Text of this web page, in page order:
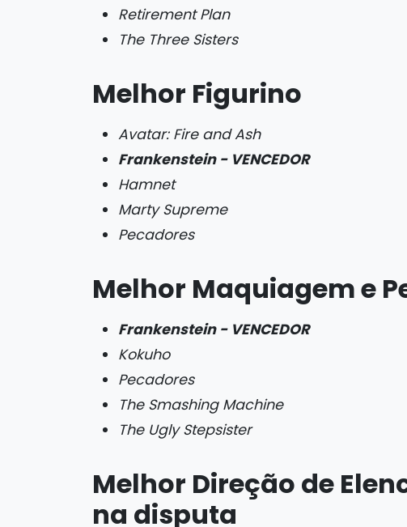
Retirement Plan
The Three Sisters
Melhor Figurino
Avatar: Fire and Ash
Frankenstein - VENCEDOR
Hamnet
Marty Supreme
Pecadores
Melhor Maquiagem e
Frankenstein - VENCEDOR
Kokuho
Pecadores
The Smashing Machine
The Ugly Stepsister
Melhor Direção de
na disputa